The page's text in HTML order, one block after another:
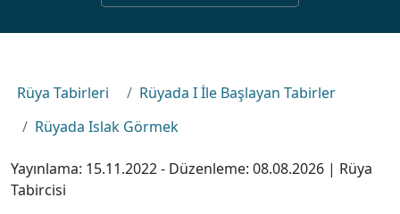
Rüya Tabirleri
Rüyada I İle Başlayan Tabirler
Rüyada Islak Görmek
Yayınlama: 15.11.2022- Düzenleme: 08.08.2026 | Rüya
Tabircisi